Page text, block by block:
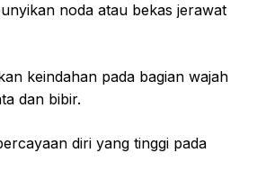
noda atau bekas jerawat
keindahan pada bagian wajah
dan bibir.
diri yang tinggi pada